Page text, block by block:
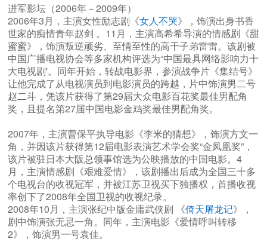
进军影坛（2006年－2009年）
2006年3月，主演女性励志剧《女人不哭》，饰演出身书香
世家的痴情青年赵剑 。11月，主演高希希导演的情感剧《甜
蜜蜜》，饰演叛逆顽劣、至情至性的高干子弟雷雷。该剧被
中国广播电视协会等多家机构评选为“中国最具网络影响力十
大电视剧'。同年开始，转战电影界，参演战争片《集结号》
让他完成了从电视演员到电影演员的跨越，片中饰演男二号
赵二斗，凭该片获得了第29届大众电影百花奖最佳男配角
奖，且提名第27届中国电影金鸡奖最佳男配角奖。
2007年，主演曹保平执导电影《李米的猜想》，饰演方文一
角，并因该片获得第12届电影表演艺术学会奖“金凤凰奖”，
该片被驻日本大阪总领事馆选为公映播放的中国电影。4
月，主演情感剧《艰难爱情》，该剧播出后成为全国三十多
个电视台的收视冠军，并被江苏卫视买下独播权，首播收视
率创下了2008年全国卫视的收视纪录。
2008年10月，主演张纪中版金庸武侠剧 《倚天屠龙记》，
剧中饰演张无忌一角。同年，主演电影《爱情呼叫转移
2》，饰演男一号袁佳。